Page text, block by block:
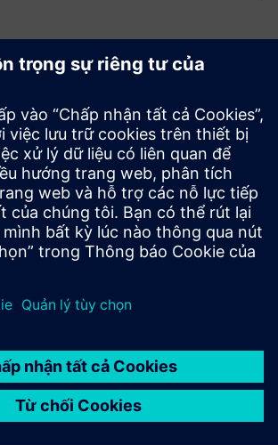
Bắt đầu
Liên hệ với chúng tôi